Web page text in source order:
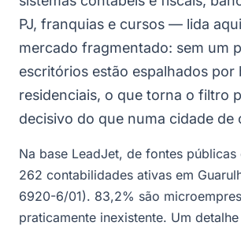
PJ, franquias e cursos — lida
mercado fragmentado: sem um
escritórios estão espalhados por
residenciais, o que torna o filtro
decisivo do que numa cidade de
Na base LeadJet, de fontes
262 contabilidades ativas em
6920-6/01). 83,2% são
praticamente inexistente. Um